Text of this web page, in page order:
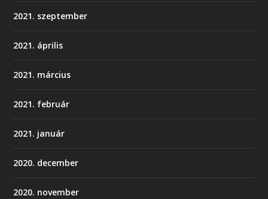
2021. szeptember
2021. április
2021. március
2021. február
2021. január
2020. december
2020. november